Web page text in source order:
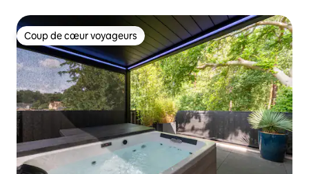
Coup de cœur voyageurs
Coup de cœur voyageurs